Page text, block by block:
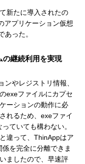
新たに導入されたの
アプリケーション仮想
った。
継続利用を実現
やレジストリ情報、
exeファイルにカプセ
ーションの動作に必
れるため、exeファイ
ていても構わない。
違って、ThinAppはア
を完全に分離できま
ましたので、早速評